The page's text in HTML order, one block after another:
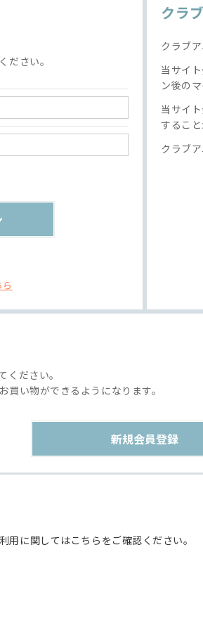
ださい。
クラ
クラブ
当サイ
ン後の
当サイ
すること
クラブ
ださい。
い物ができるようになります。
に関してはこちらをご確認ください。